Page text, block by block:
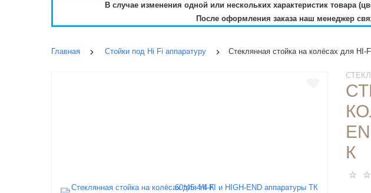
В случае изменения одной или нескольких характеристик товара
После оформления заказа наш менеджер
Главная Стойки под Hi Fi аппаратуру Стеклянная стойка на колёсах для
К